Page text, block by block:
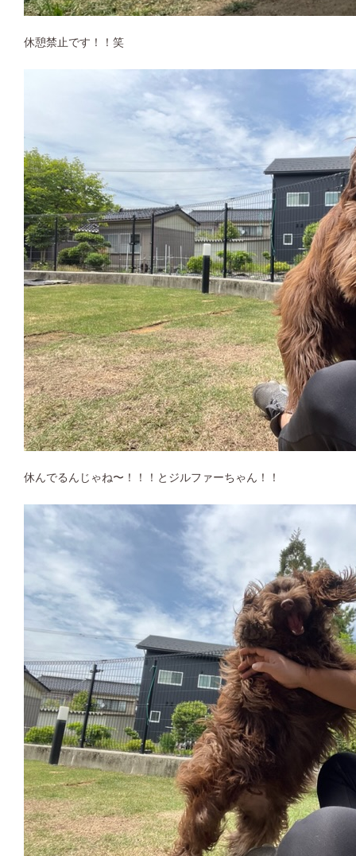
休憩禁止です！！笑
休んでるんじゃね〜！！！とジルファーちゃん！！